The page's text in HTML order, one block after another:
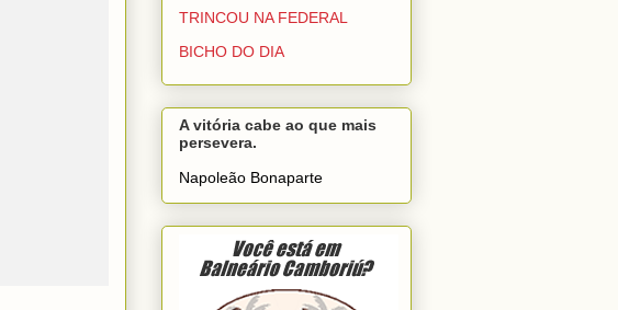
TRINCOU NA FEDERAL
BICHO DO DIA
A vitória cabe ao que mais
persevera.
Napoleão Bonaparte